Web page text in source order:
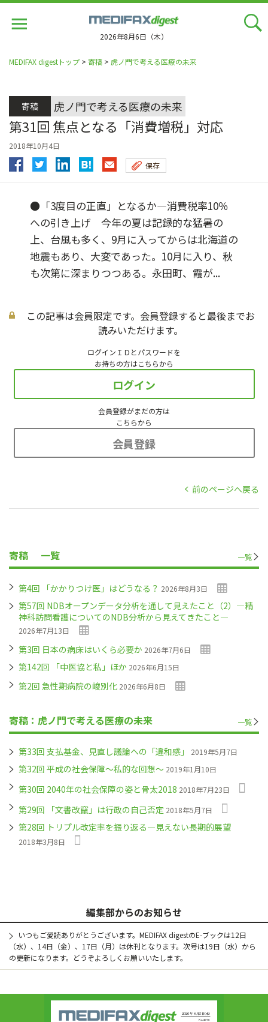
2026年8月6日（木）
MEDIFAX digestトップ > 寄稿 > 虎ノ門で考える医療の未来
寄稿 虎ノ門で考える医療の未来
第31回 焦点となる「消費増税」対応
2018年10月4日
保存
●「3度目の正直」となるか―消費税率10％
への引き上げ 今年の夏は記録的な猛暑の
上、台風も多く、9月に入ってからは北海道の
地震もあり、大変であった。10月に入り、秋
も次第に深まりつつある。永田町、霞が...
この記事は会員限定です。会員登録すると最後までお
読みいただけます。
ログインＩＤとパスワードを
お持ちの方はこちらから
ログイン
会員登録がまだの方は
こちらから
会員登録
前のページへ戻る
寄稿 一覧 一覧
第4回 「かかりつけ医」はどうなる？ 2026年8月3日
第57回 NDBオープンデータ分析を通して見えたこと（2）―精
神科訪問看護についてのNDB分析から見えてきたこと―
2026年7月13日
第3回 日本の病床はいくら必要か 2026年7月6日
第142回 「中医協と私」ほか 2026年6月15日
第2回 急性期病院の峻別化 2026年6月8日
寄稿：虎ノ門で考える医療の未来 一覧
第33回 支払基金、見直し議論への「違和感」 2019年5月7日
第32回 平成の社会保障～私的な回想～ 2019年1月10日
第30回 2040年の社会保障の姿と骨太2018 2018年7月23日
第29回 「文書改竄」は行政の自己否定 2018年5月7日
第28回 トリプル改定率を振り返る―見えない長期的展望
2018年3月8日
編集部からのお知らせ
いつもご愛読ありがとうございます。MEDIFAX digestのE-ブックは12日
（水）、14日（金）、17日（月）は休刊となります。次号は19日（水）から
の更新になります。どうぞよろしくお願いいたします。